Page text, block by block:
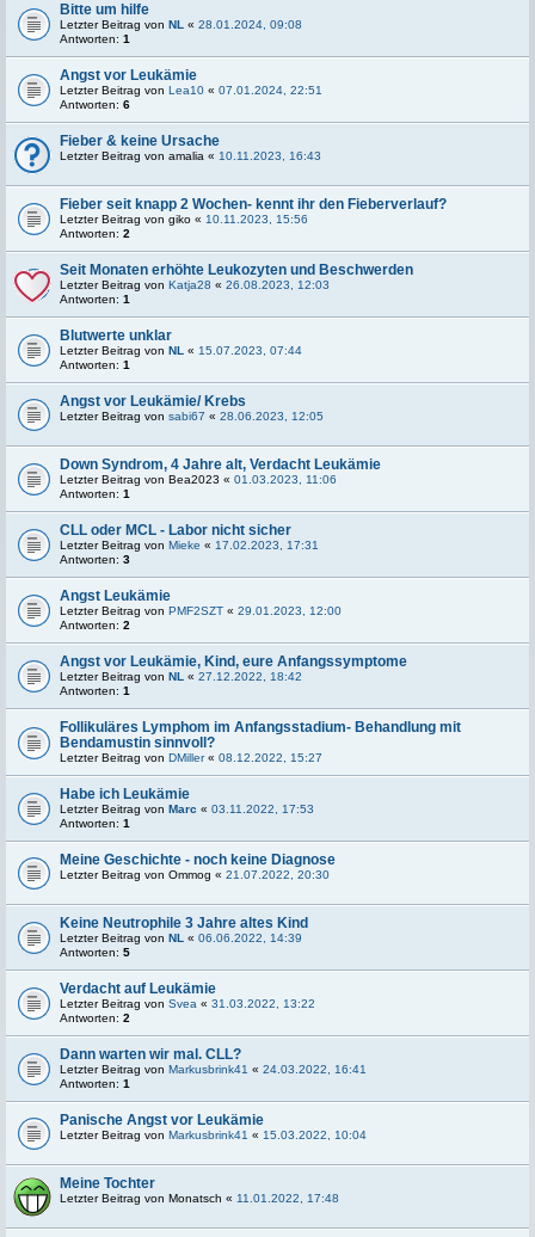
Bitte um hilfe
Letzter Beitrag von NL « 28.01.2024, 09:08
Antworten: 1
Angst vor Leukämie
Letzter Beitrag von Lea10 « 07.01.2024, 22:51
Antworten: 6
Fieber & keine Ursache
Letzter Beitrag von amalia « 10.11.2023, 16:43
Fieber seit knapp 2 Wochen- kennt ihr den Fieberverlauf?
Letzter Beitrag von giko « 10.11.2023, 15:56
Antworten: 2
Seit Monaten erhöhte Leukozyten und Beschwerden
Letzter Beitrag von Katja28 « 26.08.2023, 12:03
Antworten: 1
Blutwerte unklar
Letzter Beitrag von NL « 15.07.2023, 07:44
Antworten: 1
Angst vor Leukämie/ Krebs
Letzter Beitrag von sabi67 « 28.06.2023, 12:05
Down Syndrom, 4 Jahre alt, Verdacht Leukämie
Letzter Beitrag von Bea2023 « 01.03.2023, 11:06
Antworten: 1
CLL oder MCL - Labor nicht sicher
Letzter Beitrag von Mieke « 17.02.2023, 17:31
Antworten: 3
Angst Leukämie
Letzter Beitrag von PMF2SZT « 29.01.2023, 12:00
Antworten: 2
Angst vor Leukämie, Kind, eure Anfangssymptome
Letzter Beitrag von NL « 27.12.2022, 18:42
Antworten: 1
Follikuläres Lymphom im Anfangsstadium- Behandlung mit
Bendamustin sinnvoll?
Letzter Beitrag von DMiller« 08.12.2022, 15:27
Habe ich Leukämie
Letzter Beitrag von Marc « 03.11.2022, 17:53
Antworten: 1
Meine Geschichte - noch keine Diagnose
Letzter Beitrag von Ommog « 21.07.2022, 20:30
Keine Neutrophile 3 Jahre altes Kind
Letzter Beitrag von NL « 06.06.2022, 14:39
Antworten: 5
Verdacht auf Leukämie
Letzter Beitrag von Svea « 31.03.2022, 13:22
Antworten: 2
Dann warten wir mal. CLL?
Letzter Beitrag von Markusbrink41 « 24.03.2022, 16:41
Antworten: 1
Panische Angst vor Leukämie
Letzter Beitrag von Markusbrink41 « 15.03.2022, 10:04
Meine Tochter
Letzter Beitrag von Monatsch « 11.01.2022, 17:48